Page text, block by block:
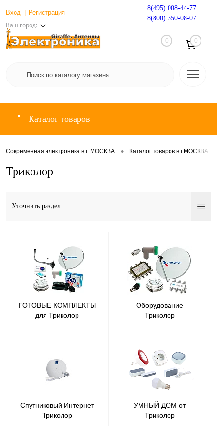
Вход Регистрация
Ваш город:
8(495) 008-44-77
8(800) 350-08-07
0 0
Каталог товаров
Современная электроника в г. МОСКВА • Каталог товаров в г.МОСКВА
Триколор
Уточнить раздел
ГОТОВЫЕ КОМПЛЕКТЫ
для Триколор
Оборудование
Триколор
Спутниковый Интернет
Триколор
УМНЫЙ ДОМ от
Триколор